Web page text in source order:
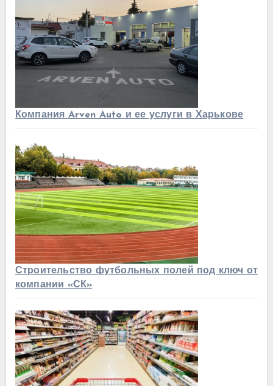
Компания Arven Auto и ее услуги в Харькове
Строительство футбольных полей под ключ от
компании «СК»